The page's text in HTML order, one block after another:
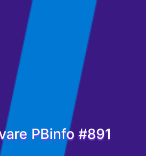
PBinfo #891